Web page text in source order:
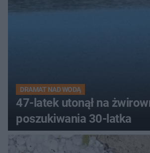
DRAMAT NAD WODĄ
47-latek utonął na
poszukiwania 30-latka